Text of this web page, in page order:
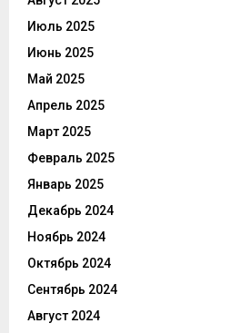
Июль 2025
Июнь 2025
Май 2025
Апрель 2025
Март 2025
Февраль 2025
Январь 2025
Декабрь 2024
Ноябрь 2024
Октябрь 2024
Сентябрь 2024
Август 2024